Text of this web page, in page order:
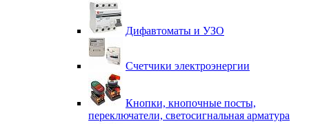
Дифавтоматы и УЗО
Счетчики электроэнергии
Кнопки, кнопочные посты,
переключатели, светосигнальная арматура